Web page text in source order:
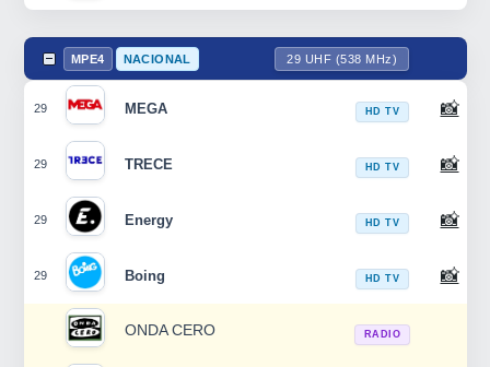
MPE4 NACIONAL 29 UHF (538 MHz)
29 MEGA HD TV 📸
29 TRECE HD TV 📸
29 Energy HD TV 📸
29 Boing HD TV 📸
ONDA CERO RADIO